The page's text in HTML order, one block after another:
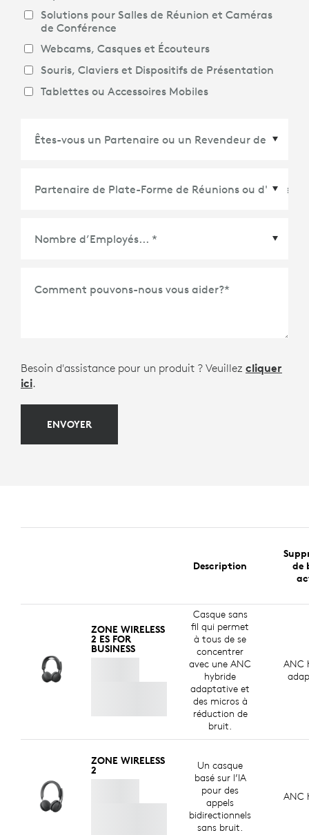
Solutions pour Salles de Réunion et Caméras
de Conférence
Webcams, Casques et Écouteurs
Souris, Claviers et Dispositifs de Présentation
Tablettes ou Accessoires Mobiles
Partenaire de Plate-Forme de Réunions ou
d'Écosystème
Comment pouvons-nous vous aider?*
Besoin d'assistance pour un produit ? Veuillez cliquer
ici.
ENVOYER
Description
de
ZONE WIRELESS
2 ES FOR
BUSINESS
Casque sans
fil qui permet
à tous de se
concentrer
avec une ANC
hybride
adaptative et
des micros à
réduction de
bruit.
ANC
ZONE WIRELESS
2
Un casque
basé sur l’IA
pour des
appels
bidirectionnels
sans bruit.
ANC